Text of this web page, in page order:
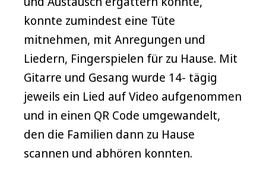
konnte zumindest eine Tüte
mitnehmen, mit Anregungen und
Liedern, Fingerspielen für zu Hause. Mit
Gitarre und Gesang wurde 14- tägig
jeweils ein Lied auf Video aufgenommen
und in einen QR Code umgewandelt,
den die Familien dann zu Hause
scannen und abhören konnten.